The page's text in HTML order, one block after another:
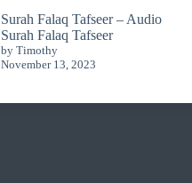
Surah Falaq Tafseer – Audio
Surah Falaq Tafseer
by Timothy
November 13, 2023